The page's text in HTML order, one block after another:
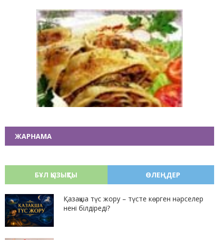
ЖАРНАМА
БҰЛ ҚЫЗЫҚТЫ ӨЛЕҢДЕР
Қазақша түс жору – түсте көрген нәрселер
нені білдіреді?